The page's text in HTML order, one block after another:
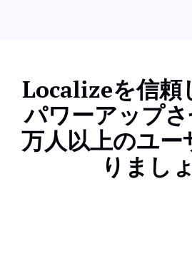
Localizeを信頼
パワーアップ
万人以上のユー
りまし